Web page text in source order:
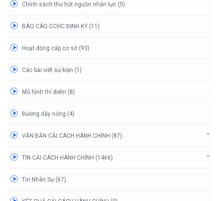
Chính sách thu hút nguồn nhân lực (5)
BÁO CÁO CCHC ĐỊNH KỲ (11)
Hoạt động cấp cơ sở (93)
Các bài viết sự kiện (1)
Mô hình thí điểm (8)
Đường dây nóng (4)
VĂN BẢN CẢI CÁCH HÀNH CHÍNH (87)
TIN CẢI CÁCH HÀNH CHÍNH (1466)
Tin Nhân Sự (67)